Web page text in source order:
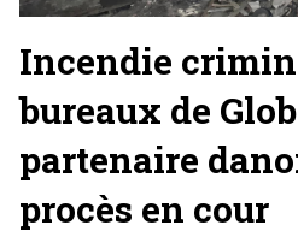
Incendie
bureaux de
partenaire
procès en cour